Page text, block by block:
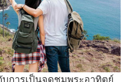
การเป็นจุดชมพระอาทิตย์